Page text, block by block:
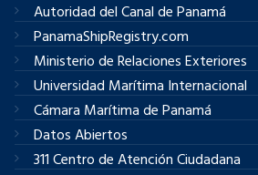
Autoridad del Canal de Panamá
PanamaShipRegistry.com
Ministerio de Relaciones Exteriores
Universidad Marítima Internacional
Cámara Marítima de Panamá
Datos Abiertos
311 Centro de Atención Ciudadana